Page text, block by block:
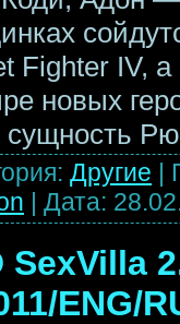
Fighter IV,
новых
сущность
Другие |
| Дата:
SexVilla
ENG/